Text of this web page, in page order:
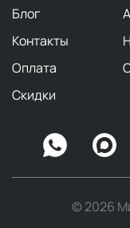
Блог
Контакты
Оплата
Скидки
© 2026